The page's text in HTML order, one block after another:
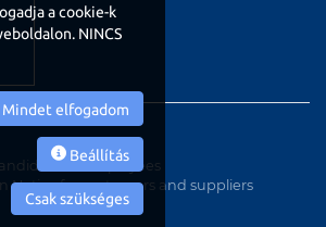
e employees
Notice for customers and suppliers
a cookie-k
NINCS
Mindet elfogadom
Beállítás
Csak szükséges